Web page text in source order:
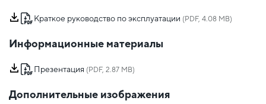
Краткое руководство по эксплуатации (PDF, 4.08 MB)
Информационные материалы
Презентация (PDF, 2.87 MB)
Дополнительные изображения